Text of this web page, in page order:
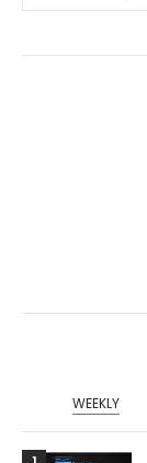
WEEKLY